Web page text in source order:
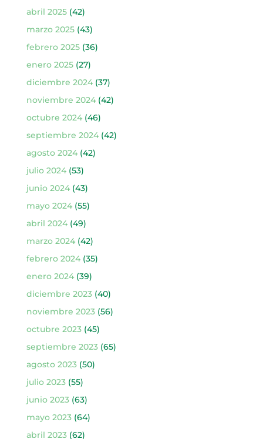
abril 2025(42)
marzo 2025(43)
febrero 2025(36)
enero 2025(27)
diciembre 2024(37)
noviembre 2024(42)
octubre 2024(46)
septiembre 2024(42)
agosto 2024(42)
julio 2024(53)
junio 2024(43)
mayo 2024(55)
abril 2024(49)
marzo 2024(42)
febrero 2024(35)
enero 2024(39)
diciembre 2023(40)
noviembre 2023(56)
octubre 2023(45)
septiembre 2023(65)
agosto 2023(50)
julio 2023(55)
junio 2023(63)
mayo 2023(64)
abril 2023(62)